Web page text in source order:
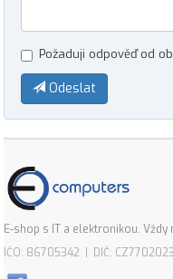
Požaduji odpověď od
Odeslat
E-shop s IT a elektronikou. Vždy
IČO: 86705342 | DIČ: